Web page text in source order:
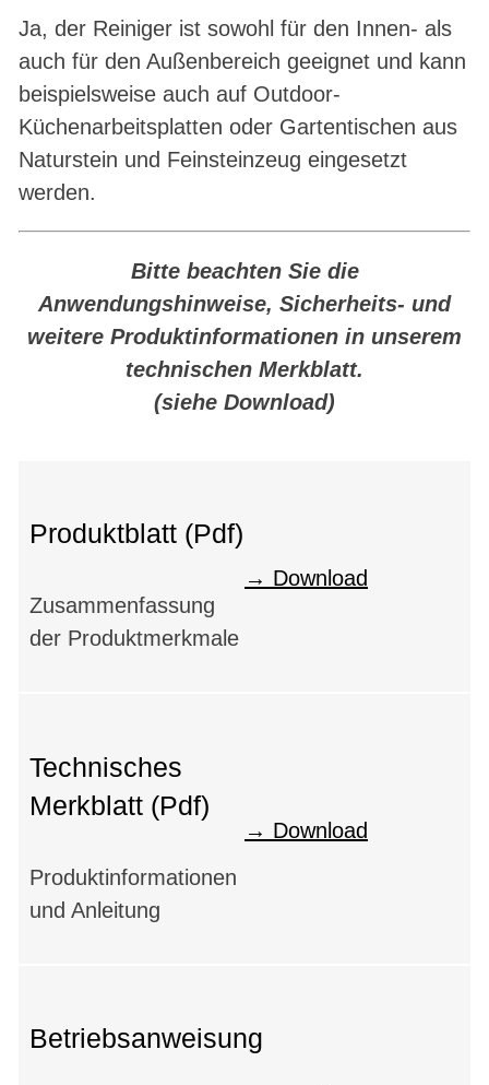
Ja, der Reiniger ist sowohl für den Innen- als
auch für den Außenbereich geeignet und kann
beispielsweise auch auf Outdoor-
Küchenarbeitsplatten oder Gartentischen aus
Naturstein und Feinsteinzeug eingesetzt
werden.
Bitte beachten Sie die
Anwendungshinweise, Sicherheits- und
weitere Produktinformationen in unserem
technischen Merkblatt.
(siehe Download)
Produktblatt (Pdf)
Zusammenfassung
der Produktmerkmale
Download
Technisches
Merkblatt (Pdf)
Produktinformationen
und Anleitung
Download
Betriebsanweisung